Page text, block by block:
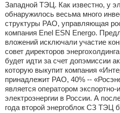
Западной ТЭЦ. Как известно, у
обнаружилось весьма много
структуры РАО, управляющая
компания Enel ESN Energo.
вложений исключали участие
совет директоров
будет идти за счет допэмиссии
которую выкупит компания
принадлежит РАО, 40% --
является оператором
электроэнергии в России. А
года второй энергоблок СЗ ТЭЦ